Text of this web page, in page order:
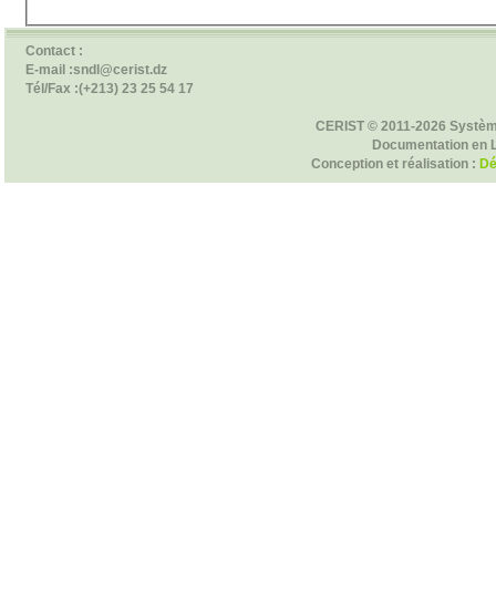
Contact :
E-mail :sndl@cerist.dz
Tél/Fax :(+213) 23 25 54 17
CERIST © 2011-2026
Documentation en
Conception et réalisation :